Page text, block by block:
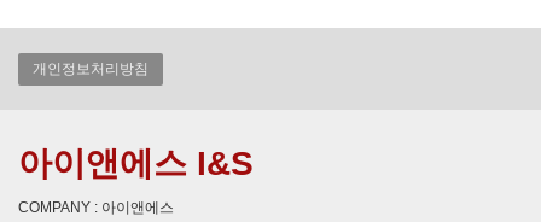
개인정보처리방침
아이앤에스 I&S
COMPANY : 아이앤에스